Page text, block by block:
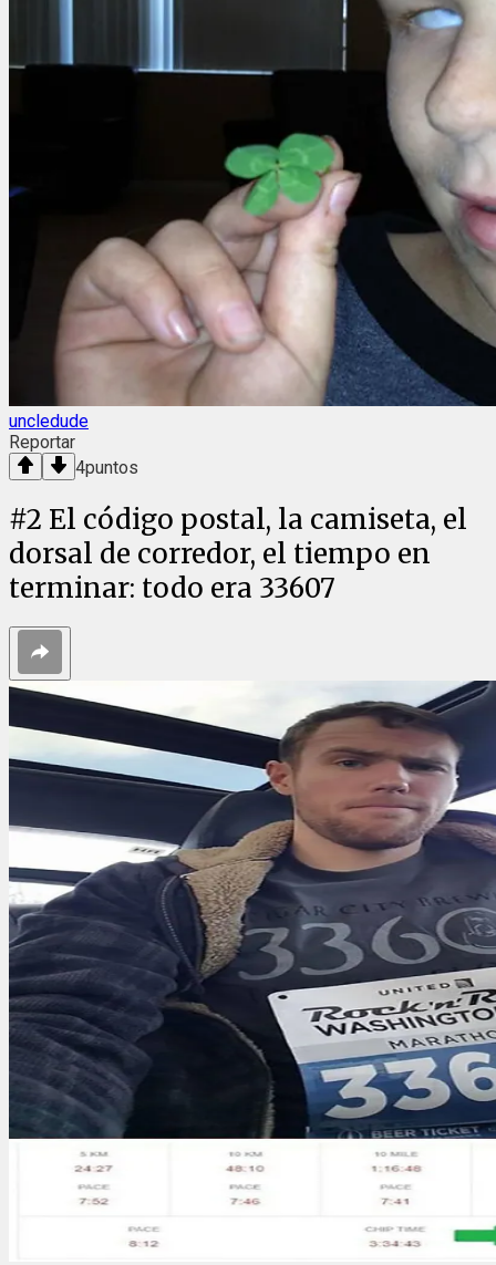
uncledude
Reportar
4puntos
#2 El código postal, la camiseta, el
dorsal de corredor, el tiempo en
terminar: todo era 33607